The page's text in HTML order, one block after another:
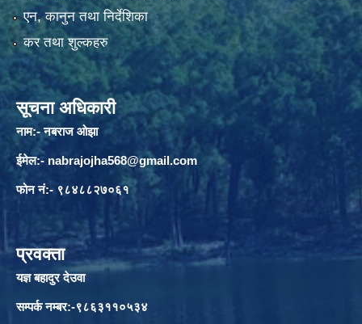
एन, कानुन तथा निर्देशिका
कर तथा शुल्कहरु
सूचना अधिकारी
नाम:- नबराज ओझा
ईमेल:- nabrajojha568@gmail.com
फोन नं:- ९८४८८२७०६१
प्रवक्ता
यज्ञ बहादुर देउवा
सम्पर्क नम्बर:-९८६३११०५३४